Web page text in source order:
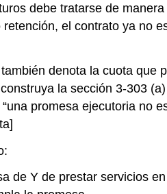
debe tratarse de
el contrato ya no
denota la cuota que
la sección 3-303
promesa ejecutoria no
de Y de prestar servicios